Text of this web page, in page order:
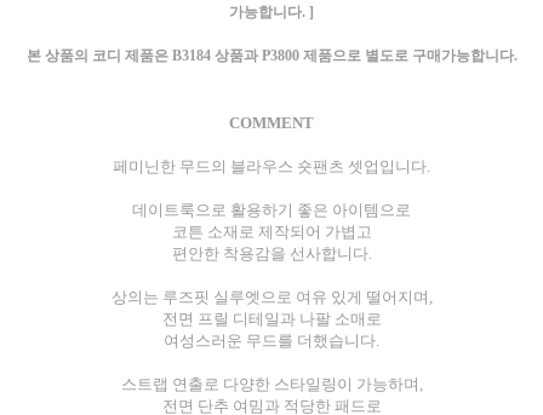
가능합니다. ]
본 상품의 코디 제품은 B3184 상품과 P3800 제품으로 별도로 구매가능합니다.
COMMENT
페미닌한 무드의 블라우스 숏팬츠 셋업입니다.
데이트룩으로 활용하기 좋은 아이템으로
코튼 소재로 제작되어 가볍고
편안한 착용감을 선사합니다.
상의는 루즈핏 실루엣으로 여유 있게 떨어지며,
전면 프릴 디테일과 나팔 소매로
여성스러운 무드를 더했습니다.
스트랩 연출로 다양한 스타일링이 가능하며,
전면 단추 여밈과 적당한 패드로